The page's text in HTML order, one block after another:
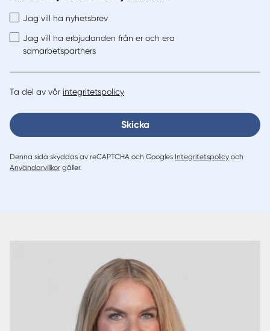
Jag vill ha nyhetsbrev
Jag vill ha erbjudanden från er och era
samarbetspartners
Ta del av vår integritetspolicy
Skicka
Denna sida skyddas av reCAPTCHA och Googles Integritetspolicy och
Användarvillkor gäller.